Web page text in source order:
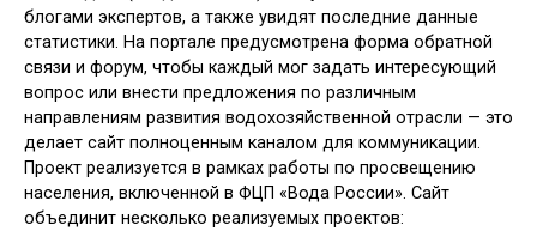
блогами экспертов, а также увидят последние данные
статистики. На портале предусмотрена форма обратной
связи и форум, чтобы каждый мог задать интересующий
вопрос или внести предложения по различным
направлениям развития водохозяйственной отрасли — это
делает сайт полноценным каналом для коммуникации.
Проект реализуется в рамках работы по просвещению
населения, включенной в ФЦП «Вода России». Сайт
объединит несколько реализуемых проектов: